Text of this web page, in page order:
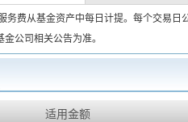
务费从基金资产中每日计提。每个交易日
公司相关公告为准。
适用金额